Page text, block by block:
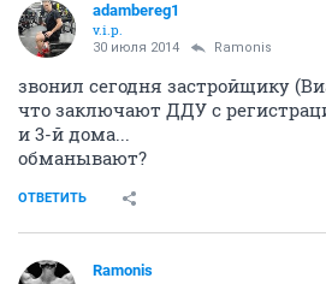
adambereg1
v.i.p.
30 июля 2014 Ramonis
звонил сегодня застройщику
что заключают ДДУ с
и 3-й дома...
обманывают?
ОТВЕТИТЬ
Ramonis